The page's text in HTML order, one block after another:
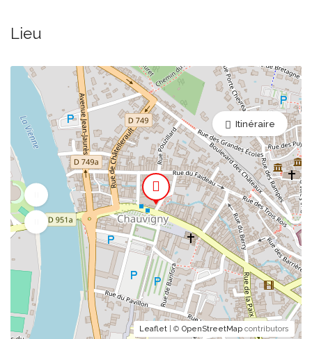
Lieu
Leaflet | © OpenStreetMap contributors
Itinéraire